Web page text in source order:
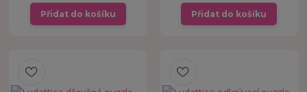
Přidat do košíku Přidat do košíku